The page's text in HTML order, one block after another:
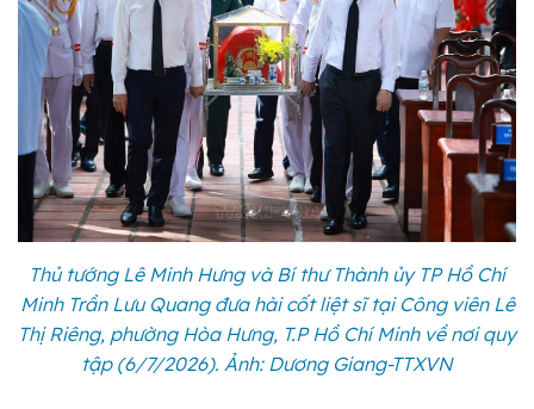
Thủ tướng Lê Minh Hưng và Bí thư Thành ủy TP Hồ Chí
Minh Trần Lưu Quang đưa hài cốt liệt sĩ tại Công viên Lê
Thị Riêng, phường Hòa Hưng, T.P Hồ Chí Minh về nơi quy
tập (6/7/2026). Ảnh: Dương Giang-TTXVN